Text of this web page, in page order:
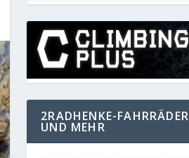
2RADHENKE-FAHRRÄDER
UND MEHR